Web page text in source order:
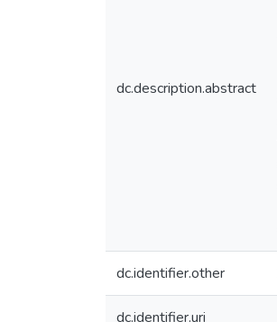
dc.description.abstract
dc.identifier.other
dc.identifier.uri